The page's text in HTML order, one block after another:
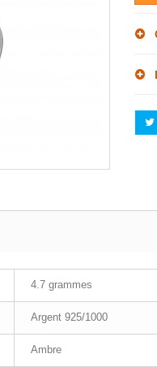
4.7 grammes
Argent 925/1000
Ambre